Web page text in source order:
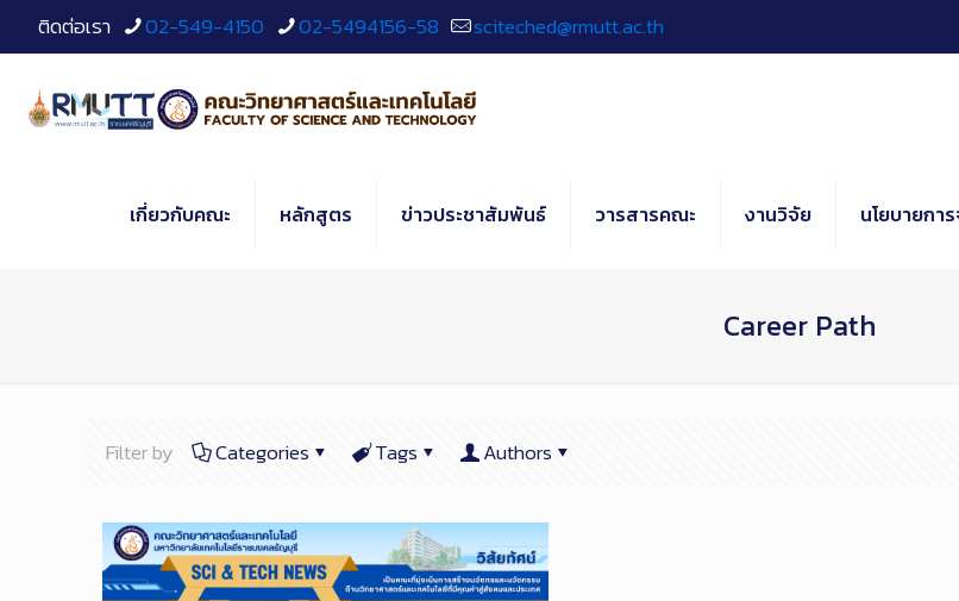
to
Content
ติดต่อเรา 02-549-4150 02-5494156-58 sciteched@rmutt.ac.th
เกี่ยวกับคณะ หลักสูตร ข่าวประชาสัมพันธ์ วารสารคณะ งานวิจัย นโยบายกา
Career Path
Filter by Categories Tags Authors